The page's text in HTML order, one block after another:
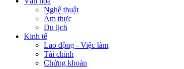
Nghệ thuật
Ẩm thực
Du lịch
Kinh tế
Lao động - Việc làm
Tài chính
Chứng khoán